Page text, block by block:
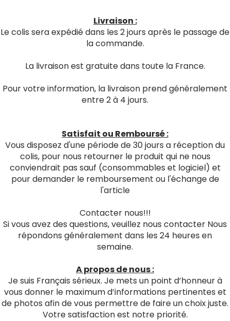
Livraison :
Le colis sera expédié dans les 2 jours après le passage de
la commande.
La livraison est gratuite dans toute la France.
Pour votre information, la livraison prend généralement
entre 2 à 4 jours.
Satisfait ou Remboursé :
Vous disposez d'une période de 30 jours a réception du
colis, pour nous retourner le produit qui ne nous
conviendrait pas sauf (consommables et logiciel) et
pour demander le remboursement ou l'échange de
l'article
Contacter nous!!!
Si vous avez des questions, veuillez nous contacter Nous
répondons généralement dans les 24 heures en
semaine.
A propos de nous :
Je suis Français sérieux. Je mets un point d’honneur à
vous donner le maximum d’informations pertinentes et
de photos afin de vous permettre de faire un choix juste.
Votre satisfaction est notre priorité.